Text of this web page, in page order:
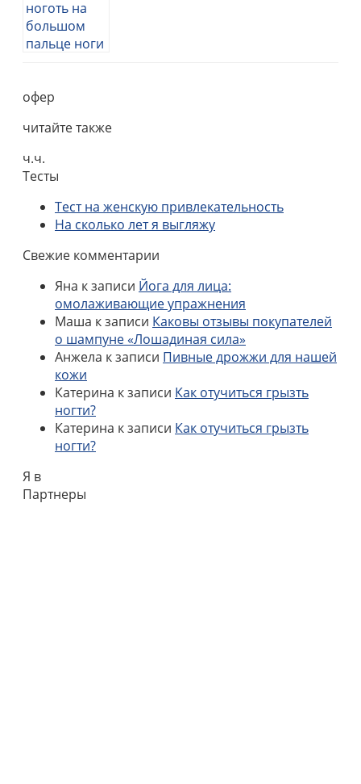
офер
читайте также
ч.ч.
Тесты
Тест на женскую привлекательность
На сколько лет я выгляжу
Свежие комментарии
Яна к записи Йога для лица:
омолаживающие упражнения
Маша к записи Каковы отзывы покупателей
о шампуне «Лошадиная сила»
Анжела к записи Пивные дрожжи для нашей
кожи
Катерина к записи Как отучиться грызть
ногти?
Катерина к записи Как отучиться грызть
ногти?
Я в
Партнеры